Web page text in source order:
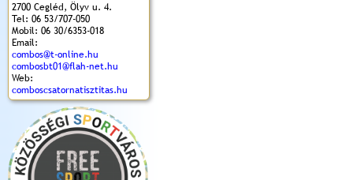
2700 Cegléd, Ölyv u. 4.
Tel: 06 53/707-050
Mobil: 06 30/6353-018
Email:
combos@t-online.hu
combosbt01@flah-net.hu
Web:
comboscsatornatisztitas.hu